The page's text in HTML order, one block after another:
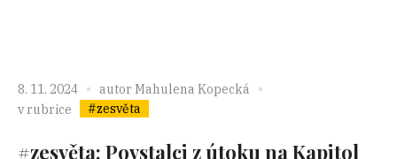
8. 11. 2024 autor Mahulena Kopecká
v rubrice
#zesvěta
#zesvěta: Povstalci z útoku na Kapitol